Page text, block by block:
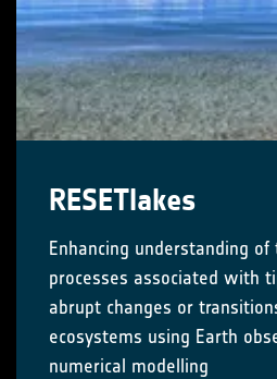
RESETlakes
Enhancing understanding
processes associated with
abrupt changes or
ecosystems using Earth
numerical modelling